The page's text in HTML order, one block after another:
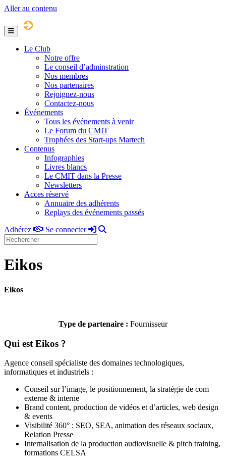
Aller au contenu
Menu
Le Club
Notre offre
Le conseil d’adminstration
Nos membres
Nos partenaires
Rejoignez-nous
Contactez-nous
Événements
Tous les événements à venir
Le Forum du CMIT
Trophées des Start-ups Martech
Contenus
Infographies
Livres blancs
Le CMIT dans la Presse
Newsletters
Acces réservé
Annuaire des adhérents
Replays des événements passés
Adhérez
Adhérez
Se connecter
Se
Eikos
Eikos
Type de partenaire : Fournisseur
Qui est Eikos ?
Agence conseil spécialiste des domaines technologiques,
informatiques et industriels :
Conseil sur l’image, le positionnement, la stratégie de com
externe & interne
Brand content, production de vidéos et d’articles, web design
& events
Visibilité 360° : SEO, SEA, animation des réseaux sociaux,
Relation Presse
Internalisation de la production audiovisuelle & pitch training,
formations CELSA